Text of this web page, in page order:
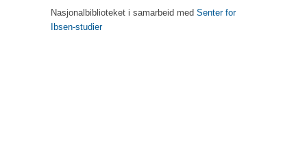
Nasjonalbiblioteket i samarbeid med Senter for
Ibsen-studier